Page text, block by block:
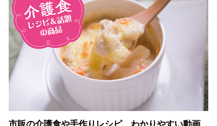
市販の介護食や手作りレシピ、わかりやすい動画